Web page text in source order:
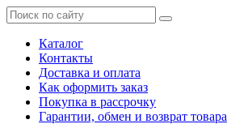
Каталог
Контакты
Доставка и оплата
Как оформить заказ
Покупка в рассрочку
Гарантии, обмен и возврат товара